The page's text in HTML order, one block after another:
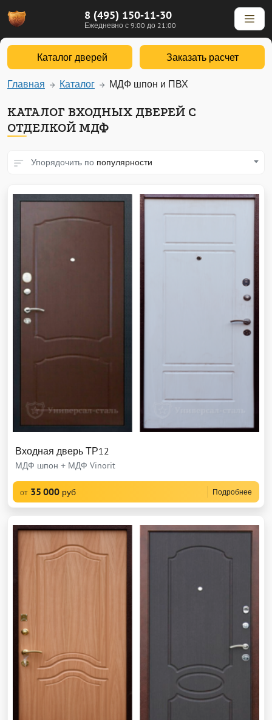
8 (495) 150-11-30
Ежедневно с 9:00 до 21:00
Каталог дверей Заказать расчет
Главная Каталог МДФ шпон и ПВХ
КАТАЛОГ ВХОДНЫХ ДВЕРЕЙ С
ОТДЕЛКОЙ МДФ
Упорядочить по популярности
Входная дверь ТР12
МДФ шпон + МДФ Vinorit
от 35 000 руб Подробнее